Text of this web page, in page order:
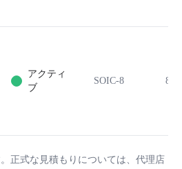
アクティ
ブ
SOIC-8 8
正式な見積もりについては、代理店